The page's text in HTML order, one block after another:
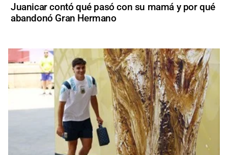
Juanicar contó qué pasó con su mamá y por qué
abandonó Gran Hermano